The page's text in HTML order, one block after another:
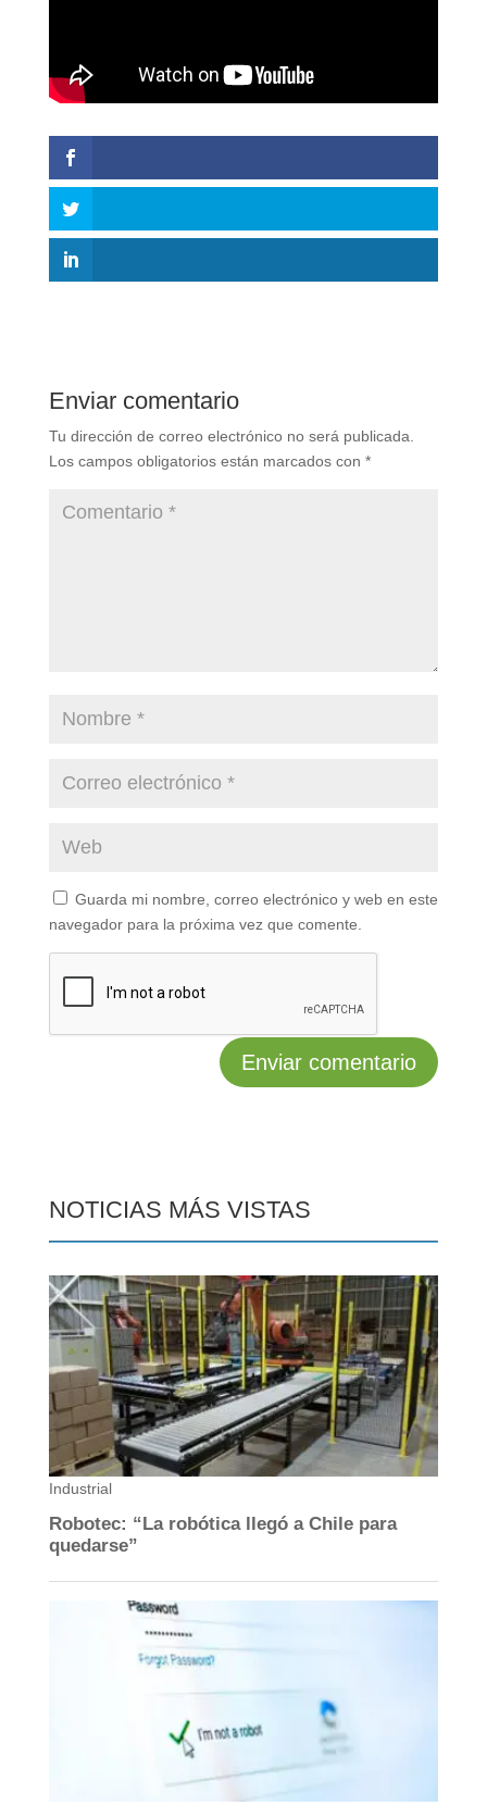
Enviar comentario
Tu dirección de correo electrónico no será publicada.
Los campos obligatorios están marcados con *
Guarda mi nombre, correo electrónico y web en este
navegador para la próxima vez que comente.
NOTICIAS MÁS VISTAS